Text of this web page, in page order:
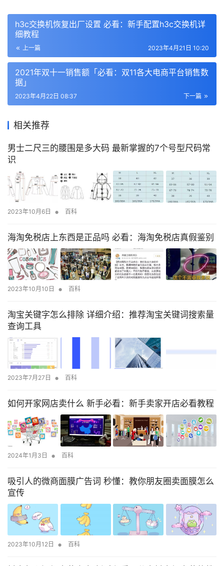
h3c交换机恢复出厂设置 必看：新手配置h3c交换机详
细教程
上一篇 2023年4月21日 10:20
2021年双十一销售额「必看：双11各大电商平台销售数
据」
下一篇
2023年4月22日 08:37
相关推荐
男士二尺三的腰围是多大码 最新掌握的7个号型尺码常
识
2023年10月6日 • 百科
海淘免税店上东西是正品吗 必看：海淘免税店真假鉴别
2023年10月10日 • 百科
淘宝关键字怎么排除 详细介绍：推荐淘宝关键词搜索量
查询工具
2023年7月27日 • 百科
如何开家网店卖什么 新手必看：新手卖家开店必看教程
2024年1月3日 • 百科
吸引人的微商面膜广告词 秒懂：教你朋友圈卖面膜怎么
宣传
2023年10月12日 • 百科